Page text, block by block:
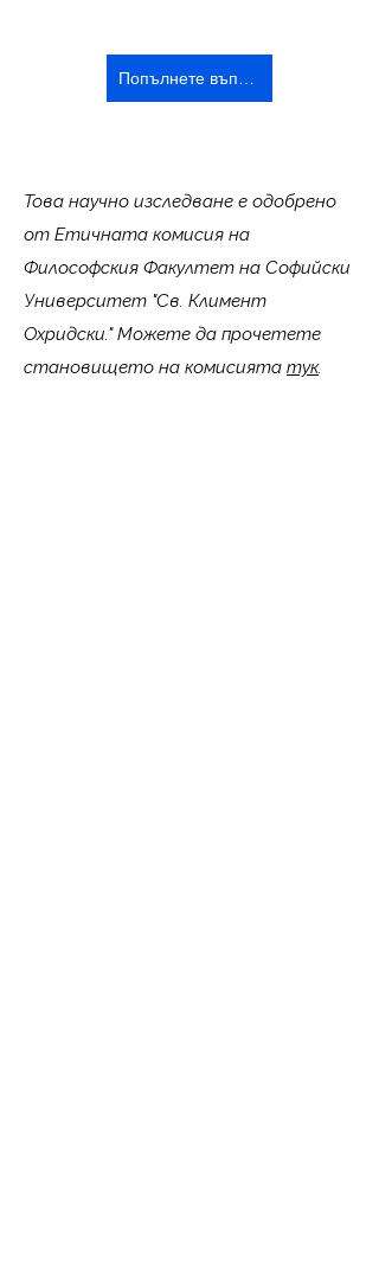
Попълнете въпросника
Това научно изследване е одобрено
от Етичната комисия на
Философския Факултет на Софийски
Университет "Св. Климент
Охридски." Можете да прочетете
становището на комисията тук.